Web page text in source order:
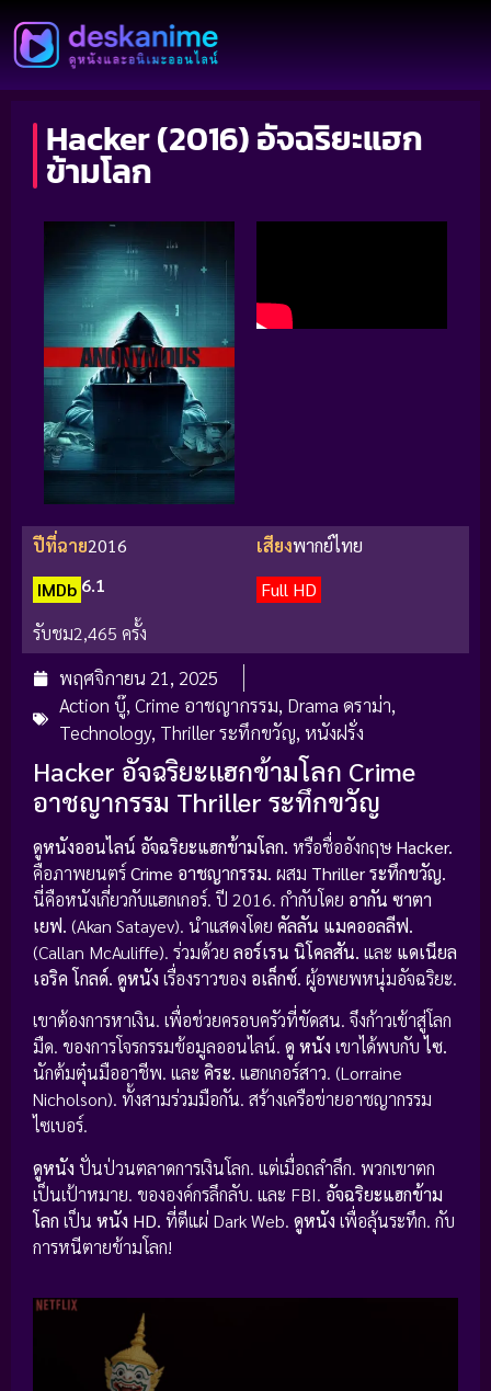
Hacker (2016) อัจฉริยะแฮก
ข้ามโลก
ปีที่ฉาย2016 เสียงพากย์ไทย
IMDb 6.1
Full HD
รับชม2,465 ครั้ง
พฤศจิกายน 21, 2025
Action บู๊, Crime อาชญากรรม, Drama ดราม่า,
Technology, Thriller ระทึกขวัญ, หนังฝรั่ง
Hacker อัจฉริยะแฮกข้ามโลก Crime
อาชญากรรม Thriller ระทึกขวัญ
ดูหนังออนไลน์ อัจฉริยะแฮกข้ามโลก. หรือชื่ออังกฤษHacker.
คือภาพยนตร์Crime อาชญากรรม. ผสม Thriller ระทึกขวัญ.
นี่คือหนังเกี่ยวกับแฮกเกอร์. ปี 2016. กำกับโดย อากัน ซาตา
เยฟ. (Akan Satayev). นำแสดงโดย คัลลัน แมคออลลีฟ.
(Callan McAuliffe). ร่วมด้วย ลอร์เรน นิโคลสัน. และ แดเนียล
เอริค โกลด์. ดูหนัง เรื่องราวของ อเล็กซ์. ผู้อพยพหนุ่มอัจฉริยะ.
เขาต้องการหาเงิน. เพื่อช่วยครอบครัวที่ขัดสน. จึงก้าวเข้าสู่โลก
มืด. ของการโจรกรรมข้อมูลออนไลน์. ดู หนัง เขาได้พบกับไซ.
นักต้มตุ๋นมืออาชีพ. และ คิระ. แฮกเกอร์สาว. (Lorraine
Nicholson). ทั้งสามร่วมมือกัน. สร้างเครือข่ายอาชญากรรม
ไซเบอร์.
ดูหนัง ปั่นป่วนตลาดการเงินโลก. แต่เมื่อถลำลึก. พวกเขาตก
เป็นเป้าหมาย. ขององค์กรลึกลับ. และ FBI. อัจฉริยะแฮกข้าม
โลก เป็น หนัง HD. ที่ตีแผ่ Dark Web. ดูหนัง เพื่อลุ้นระทึก. กับ
การหนีตายข้ามโลก!